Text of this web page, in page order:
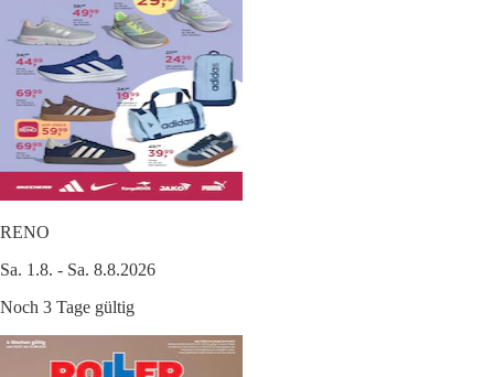
RENO
Sa. 1.8. - Sa. 8.8.2026
Noch 3 Tage gültig